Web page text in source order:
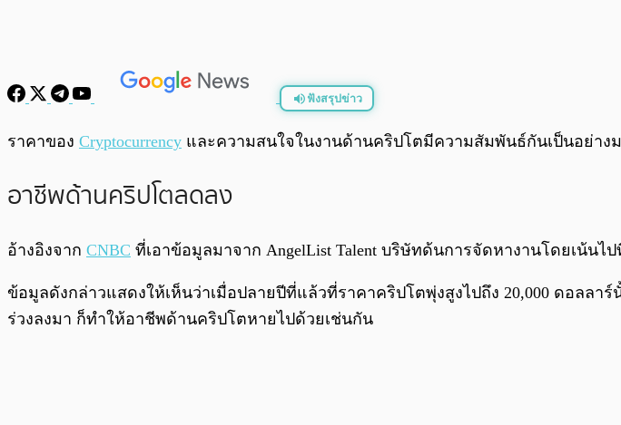
ฟังสรุปข่าว
พร้อมเล่น
ราคาของ Cryptocurrency และความสนใจในงานด้านคริปโตมีความสัมพันธ์กันเป็นอย่าง
อาชีพด้านคริปโตลดลง
อ้างอิงจาก CNBC ที่เอาข้อมูลมาจาก AngelList Talent บริษัทด้นการจัดหางานโดยเน้นไป
ข้อมูลดังกล่าวแสดงให้เห็นว่าเมื่อปลายปีที่แล้วที่ราคาคริปโตพุ่งสูงไปถึง 20,000 ดอลล
ร่วงลงมา ก็ทำให้อาชีพด้านคริปโตหายไปด้วยเช่นกัน